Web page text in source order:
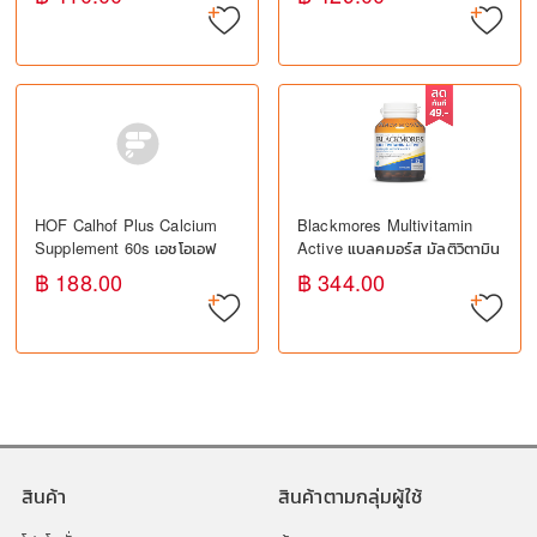
ปรับสมดุลฮอร์โมน
HOF Calhof Plus Calcium
Supplement 60s เอชโอเอฟ
แคลฮอฟ พลัส อาหารเสริม
แคลเซียม
฿ 188.00
Blackmores Multivitamin
Active แบลคมอร์ส มัลติวิตามิน
แอคทีฟ (30 เม็ด) - วิตามินรวม
สำหรับผู้ใหญ่
฿ 344.00
สินค้า สินค้าตามกลุ่มผู้ใช้